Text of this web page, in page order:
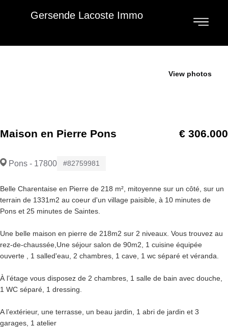
Gersende Lacoste Immo
View photos
Maison en Pierre Pons € 306.000
Pons - 17800 #82759981
Belle Charentaise en Pierre de 218 m², mitoyenne sur un côté, sur un
terrain de 1331m2 au coeur d'un village paisible, à 10 minutes de
Pons et 25 minutes de Saintes.
Une belle maison en pierre de 218m2 sur 2 niveaux. Vous trouvez au
rez-de-chaussée,Une séjour salon de 90m2, 1 cuisine équipée
ouverte , 1 salled'eau, 2 chambres, 1 cave, 1 wc séparé et véranda.
À l’étage vous disposez de 2 chambres, 1 salle de bain avec douche,
1 WC séparé, 1 dressing.
A l’extérieur, une terrasse, un beau jardin, 1 abri de jardin et 3
garages, 1 atelier